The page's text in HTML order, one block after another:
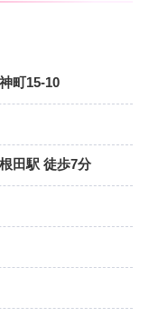
町15-10
田駅 徒歩7分